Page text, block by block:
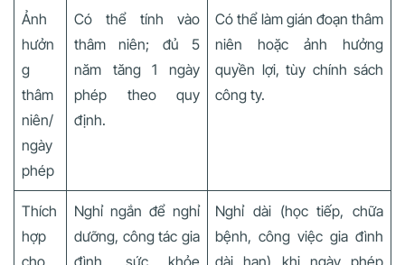
Ảnh
hưởn
g
thâm
niên/
ngày
phép
Có thể tính vào
thâm niên; đủ 5
năm tăng 1 ngày
phép theo quy
định.
Có thể làm gián đoạn thâm
niên hoặc ảnh hưởng
quyền lợi, tùy chính sách
công ty.
Thích
hợp
Nghỉ ngắn để nghỉ
dưỡng, công tác gia
Nghỉ dài (học tiếp, chữa
bệnh, công việc gia đình